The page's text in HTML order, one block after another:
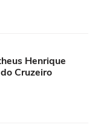
Henrique
Cruzeiro